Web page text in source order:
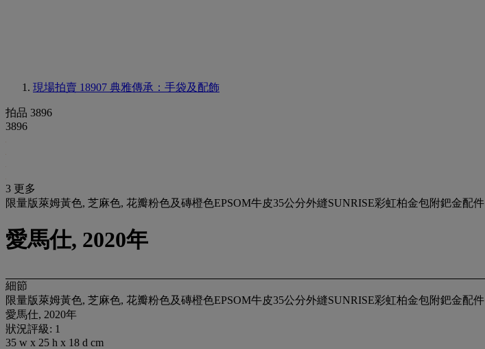
現場拍賣 18907 典雅傳承：手袋及配飾
拍品 3896
3896
3 更多
限量版萊姆黃色, 芝麻色, 花瓣粉色及磚橙色EPSOM牛皮35公分外縫SUNRISE彩虹柏金包附鈀金配件
愛馬仕, 2020年
細節
限量版萊姆黃色, 芝麻色, 花瓣粉色及磚橙色EPSOM牛皮35公分外縫SUNRISE彩虹柏金包附鈀金配件
愛馬仕, 2020年
狀況評級: 1
35 w x 25 h x 18 d cm